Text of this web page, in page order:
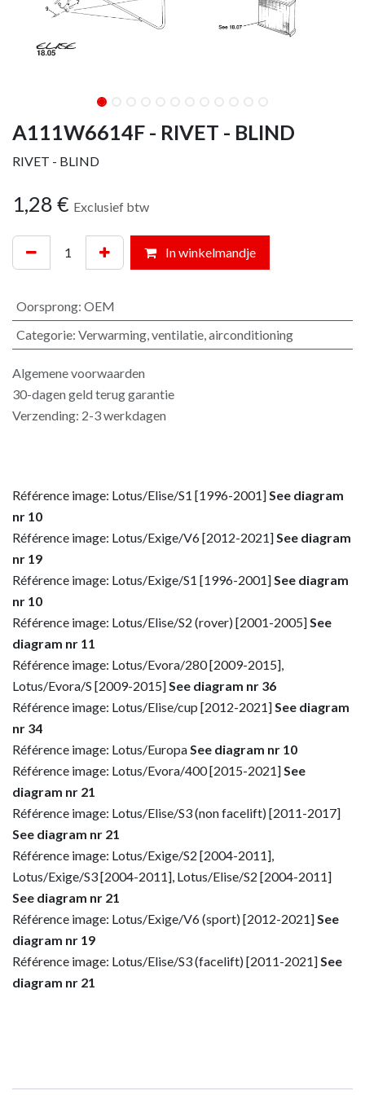
A111W6614F - RIVET - BLIND
RIVET - BLIND
1,28 € Exclusief btw
In winkelmandje
Oorsprong: OEM
Categorie: Verwarming, ventilatie, airconditioning
Algemene voorwaarden
30-dagen geld terug garantie
Verzending: 2-3 werkdagen
Référence image: Lotus/Elise/S1 [1996-2001]See diagram
nr 10
Référence image: Lotus/Exige/V6 [2012-2021]See diagram
nr 19
Référence image: Lotus/Exige/S1 [1996-2001]See diagram
nr 10
Référence image: Lotus/Elise/S2 (rover) [2001-2005]See
diagram nr 11
Référence image: Lotus/Evora/280 [2009-2015],
Lotus/Evora/S [2009-2015]See diagram nr 36
Référence image: Lotus/Elise/cup [2012-2021]See diagram
nr 34
Référence image: Lotus/EuropaSee diagram nr 10
Référence image: Lotus/Evora/400 [2015-2021]See
diagram nr 21
Référence image: Lotus/Elise/S3 (non facelift) [2011-2017]
See diagram nr 21
Référence image: Lotus/Exige/S2 [2004-2011],
Lotus/Exige/S3 [2004-2011], Lotus/Elise/S2 [2004-2011]
See diagram nr 21
Référence image: Lotus/Exige/V6 (sport) [2012-2021]See
diagram nr 19
Référence image: Lotus/Elise/S3 (facelift) [2011-2021]See
diagram nr 21